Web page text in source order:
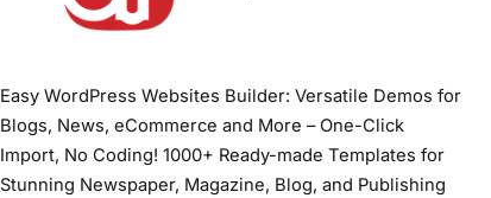
Easy WordPress Websites Builder: Versatile Demos for
Blogs, News, eCommerce and More – One-Click
Import, No Coding! 1000+ Ready-made Templates for
Stunning Newspaper, Magazine, Blog, and Publishing